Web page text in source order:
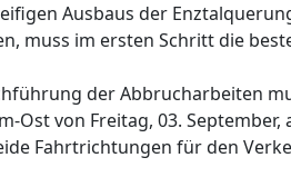
Ausbaus der
muss im ersten Schritt die
der Abbrucharbeiten
Ost von Freitag, 03. September,
Fahrtrichtungen für den